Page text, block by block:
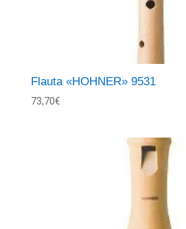
Flauta «HOHNER» 9531
73,70€